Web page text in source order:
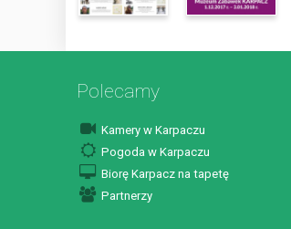
Polecamy
Kamery w Karpaczu
Pogoda w Karpaczu
Biorę Karpacz na tapetę
Partnerzy